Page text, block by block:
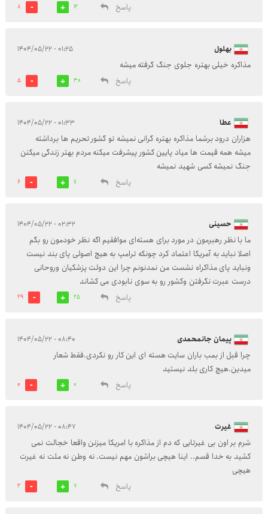
پاسخ
12
8
بهلول ۰۱:۲۵ - ۱۴۰۴/۰۵/۲۲
مذاکره خیلی بهتره جلوی جنگ گرفته میشه
پاسخ
30
5
عطا ۰۱:۳۳ - ۱۴۰۴/۰۵/۲۲
هزاران درود برشما مذاکره بهتره گرانی نمیشه تو گشور تحریم ها برداشته
میشه همه قیمت ها میاد پایین کشور پیشرفت میکنه مردم بهتر زندگی میکنن
جنگ نمیشه کسی شهید نمیشه
پاسخ
11
6
حسینی ۰۲:۳۲ - ۱۴۰۴/۰۵/۲۲
ما با نظر رهبرمون در مورد برای هسته‌ای موافقیم اگه نظر خودمون رو بگم
اصلا نباید به آمریکا اعتماد کرد چونکه ترامپ به هیچ اصولی پای بند نیست
ونباید پای مذاکراه نشست من نمدنونم چرا این دولت پزشکیان وروحانی
درست عبرت نگرفتن وکشور رو به سوی نابودی می کشاند
پاسخ
25
29
پيمان جانمحمدی ۰۸:۴۰ - ۱۴۰۴/۰۵/۲۲
چرا قبل از بمب باران سایت هسته ای این کار رو نکردی.فقط شعار
میدین.هیچ کاری بلد نیستید
پاسخ
0
0
غیرت ۰۸:۴۷ - ۱۴۰۴/۰۵/۲۲
شرم بر اون بی غیرتایی که دم از مذاکره با امریکا میزنن واقعا خجالت نمی
کشید به خدا قسم.. اینا هیچی براشون مهم نیست. نه وطن نه ملت نه غیرت
هیچی
پاسخ
7
2